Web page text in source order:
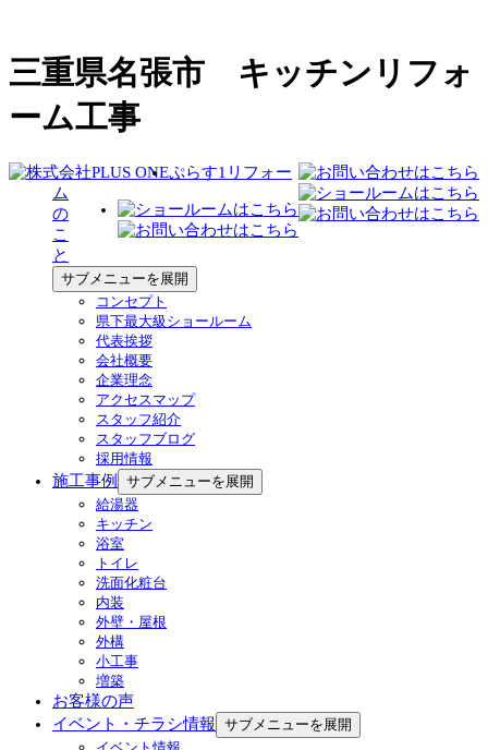
三重県名張市 キッチンリフォ
ーム工事
ぷらす1リフォー
ム
の
こ
と
サブメニューを展開
コンセプト
県下最大級ショールーム
代表挨拶
会社概要
企業理念
アクセスマップ
スタッフ紹介
スタッフブログ
採用情報
施工事例
サブメニューを展開
給湯器
キッチン
浴室
トイレ
洗面化粧台
内装
外壁・屋根
外構
小工事
増築
お客様の声
イベント・チラシ情報 サブメニューを展開